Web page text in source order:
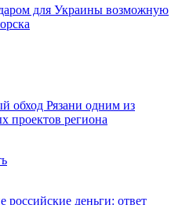
для Украины возможную
обход Рязани одним из
проектов региона
российские деньги: ответ